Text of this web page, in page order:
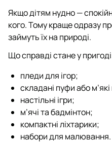
Якщо дітям нудно —
кого. Тому краще одразу
займуть їх на природі.
Що справді стане у
пледи для ігор;
складані пуфи або м’які
настільні ігри;
м’ячі та бадмінтон;
компактні ліхтарики;
набори для малювання.